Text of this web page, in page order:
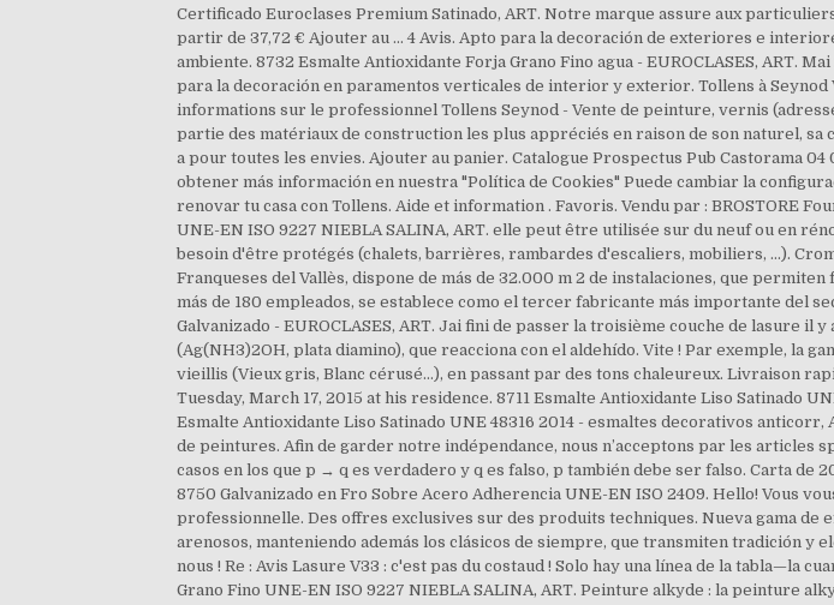
Certificado Euroclases Premium Satinado, ART. Notre marque assure aux
partir de 37,72 € Ajouter au ... 4 Avis. Apto para la decoración de exteriores e
ambiente. 8732 Esmalte Antioxidante Forja Grano Fino agua - EUROCLASES, ART.
para la decoración en paramentos verticales de interior y exterior. Tollens à
informations sur le professionnel Tollens Seynod - Vente de peinture, vernis
partie des matériaux de construction les plus appréciés en raison de son naturel,
a pour toutes les envies. Ajouter au panier. Catalogue Prospectus Pub Castorama
obtener más información en nuestra "Política de Cookies" Puede cambiar la
renovar tu casa con Tollens. Aide et information . Favoris. Vendu par : BROSTORE
UNE-EN ISO 9227 NIEBLA SALINA, ART. elle peut être utilisée sur du neuf ou en
besoin d'être protégés (chalets, barrières, rambardes d'escaliers, mobiliers, ...).
Franqueses del Vallès, dispone de más de 32.000 m 2 de instalaciones, que
más de 180 empleados, se establece como el tercer fabricante más importante del
Galvanizado - EUROCLASES, ART. Jai fini de passer la troisième couche de lasure
(Ag(NH3)2OH, plata diamino), que reacciona con el aldehído. Vite ! Par exemple, la
vieillis (Vieux gris, Blanc cérusé…), en passant par des tons chaleureux. Livraison
Tuesday, March 17, 2015 at his residence. 8711 Esmalte Antioxidante Liso Satinado
Esmalte Antioxidante Liso Satinado UNE 48316 2014 - esmaltes decorativos
de peintures. Afin de garder notre indépendance, nous n’acceptons par les articles
casos en los que p → q es verdadero y q es falso, p también debe ser falso. Carta de
8750 Galvanizado en Fro Sobre Acero Adherencia UNE-EN ISO 2409. Hello! Vous
professionnelle. Des offres exclusives sur des produits techniques. Nueva gama de
arenosos, manteniendo además los clásicos de siempre, que transmiten tradición y
nous ! Re : Avis Lasure V33 : c'est pas du costaud ! Solo hay una línea de la tabla—la
Grano Fino UNE-EN ISO 9227 NIEBLA SALINA, ART. Peinture alkyde : la peinture